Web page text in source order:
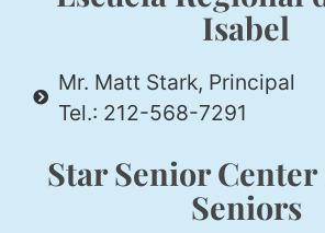
Isabel
Mr. Matt Stark, Principal
Tel.: 212-568-7291
Star Senior
Seniors